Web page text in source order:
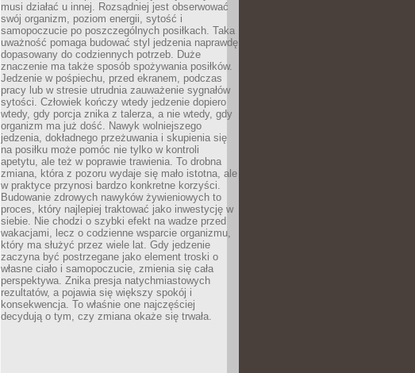
musi działać u innej. Rozsądniej jest obserwować
swój organizm, poziom energii, sytość i
samopoczucie po poszczególnych posiłkach. Taka
uważność pomaga budować styl jedzenia naprawdę
dopasowany do codziennych potrzeb. Duże
znaczenie ma także sposób spożywania posiłków.
Jedzenie w pośpiechu, przed ekranem, podczas
pracy lub w stresie utrudnia zauważenie sygnałów
sytości. Człowiek kończy wtedy jedzenie dopiero
wtedy, gdy porcja znika z talerza, a nie wtedy, gdy
organizm ma już dość. Nawyk wolniejszego
jedzenia, dokładnego przeżuwania i skupienia się
na posiłku może pomóc nie tylko w kontroli
apetytu, ale też w poprawie trawienia. To drobna
zmiana, która z pozoru wydaje się mało istotna, ale
w praktyce przynosi bardzo konkretne korzyści.
Budowanie zdrowych nawyków żywieniowych to
proces, który najlepiej traktować jako inwestycję w
siebie. Nie chodzi o szybki efekt na wadze przed
wakacjami, lecz o codzienne wsparcie organizmu,
który ma służyć przez wiele lat. Gdy jedzenie
zaczyna być postrzegane jako element troski o
własne ciało i samopoczucie, zmienia się cała
perspektywa. Znika presja natychmiastowych
rezultatów, a pojawia się większy spokój i
konsekwencja. To właśnie one najczęściej
decydują o tym, czy zmiana okaże się trwała.